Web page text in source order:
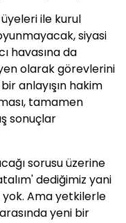
ile kurul
siyasi
havasına da
olarak görevlerini
anlayışın hakim
tamamen
sonuçlar
sorusu üzerine
dediğimiz yani
Ama yetkilerle
yeni bir